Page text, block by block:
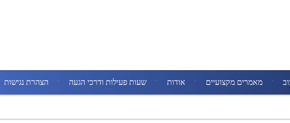
מאמרים מקצועיים אודות שעות פעילות ודרכי הגעה הצהרת נגישות